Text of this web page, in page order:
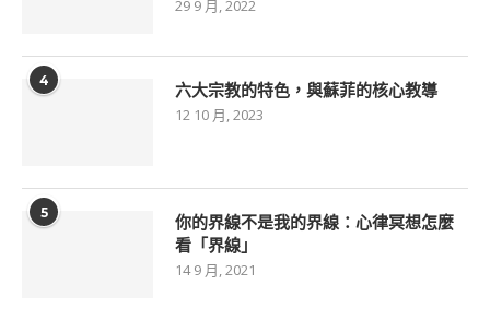
29 9 月, 2022
4 六大宗教的特色，與蘇菲的核心教導
12 10 月, 2023
5
你的界線不是我的界線：心律冥想怎麼
看「界線」
14 9 月, 2021